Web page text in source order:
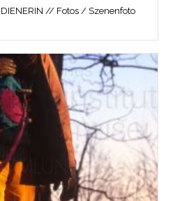
DIENERIN // Fotos / Szenenfoto